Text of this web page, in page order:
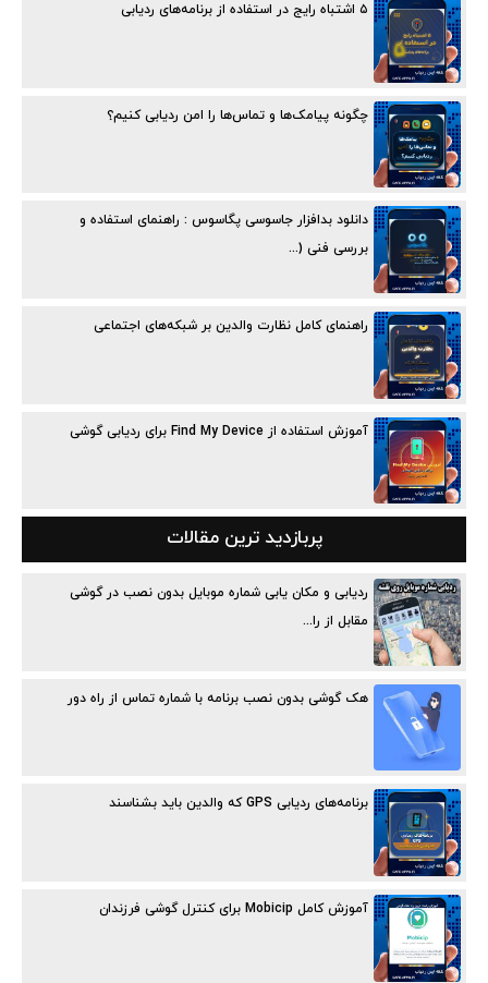
۵ اشتباه رایج در استفاده از برنامه‌های ردیابی
چگونه پیامک‌ها و تماس‌ها را امن ردیابی کنیم؟
دانلود بدافزار جاسوسی پگاسوس : راهنمای استفاده و
بررسی فنی (...
راهنمای کامل نظارت والدین بر شبکه‌های اجتماعی
آموزش استفاده از Find My Device برای ردیابی گوشی
پربازدید ترین مقالات
ردیابی و مکان یابی شماره موبایل بدون نصب در گوشی
مقابل از را...
هک گوشی بدون نصب برنامه با شماره تماس از راه دور
برنامه‌های ردیابی GPS که والدین باید بشناسند
آموزش کامل Mobicip برای کنترل گوشی فرزندان